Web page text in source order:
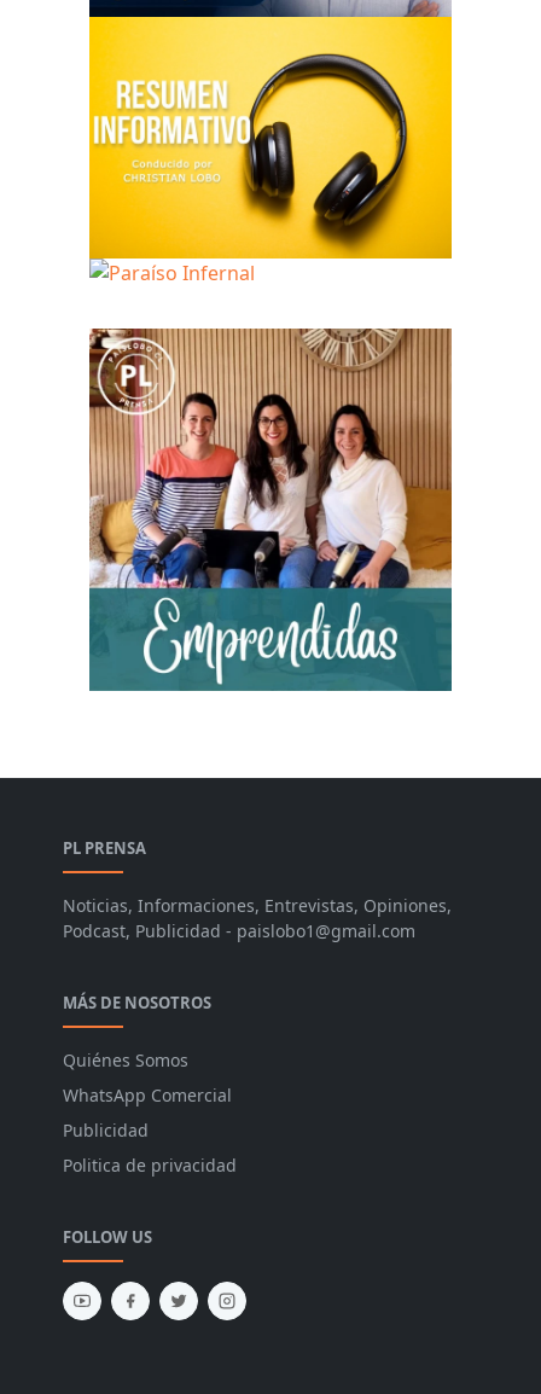
PL PRENSA
Noticias, Informaciones, Entrevistas, Opiniones,
Podcast, Publicidad - paislobo1@gmail.com
MÁS DE NOSOTROS
Quiénes Somos
WhatsApp Comercial
Publicidad
Politica de privacidad
FOLLOW US